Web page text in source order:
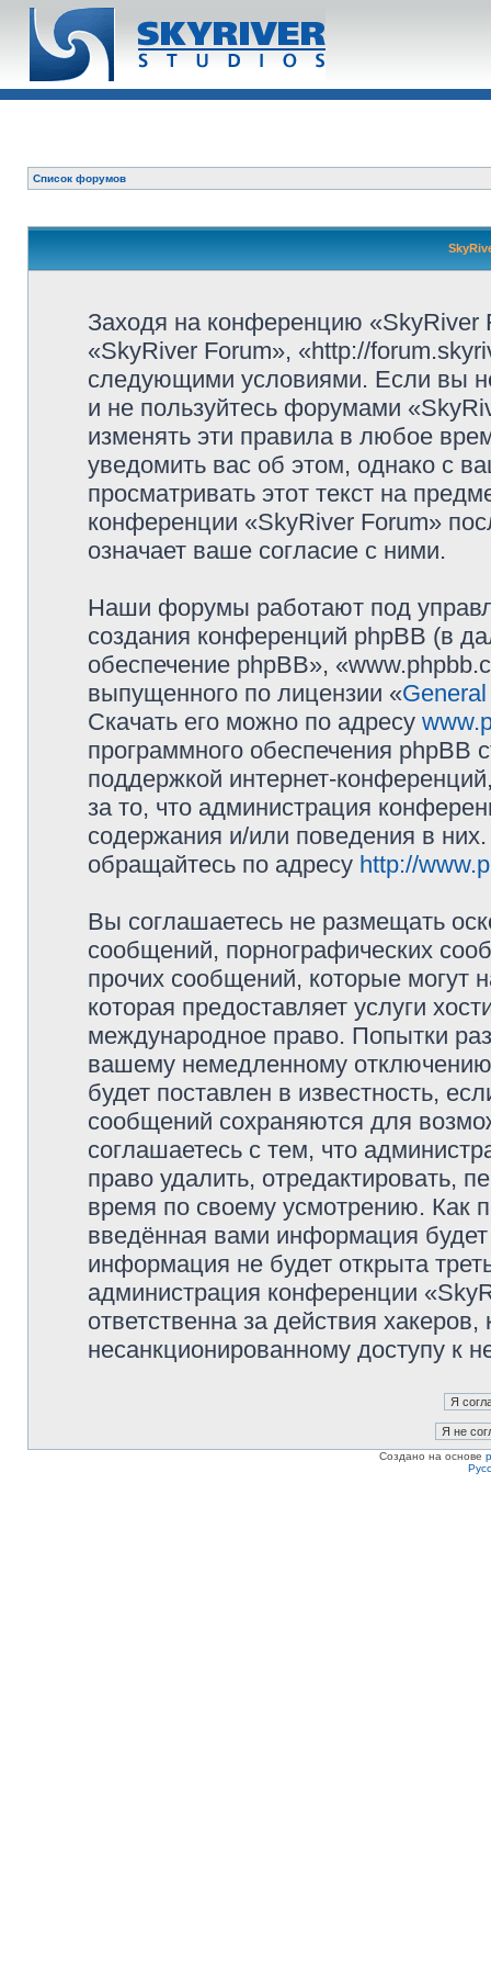
Список форумов
Заходя на конференцию
«SkyRiver Forum», «http://
следующими условиями. Если вы
и не пользуйтесь форумами
изменять эти правила в любое
уведомить вас об этом, однако с
просматривать этот текст на
конференции «SkyRiver Forum»
означает ваше согласие с ними.
Наши форумы работают под
создания конференций phpBB (в
обеспечение phpBB»,
выпущенного по лицензии «
Скачать его можно по адресу
программного обеспечения phpBB
поддержкой интернет-
за то, что администрация
содержания и/или поведения в
обращайтесь по адресу http://
Вы соглашаетесь не размещать
сообщений, порнографических
прочих сообщений, которые могут
которая предоставляет услуги
международное право. Попытки
вашему немедленному
будет поставлен в известность,
сообщений сохраняются для
соглашаетесь с тем, что
право удалить, отредактировать,
время по своему усмотрению. Как
введённая вами информация
информация не будет открыта
администрация конференции
ответственна за действия
несанкционированному доступу к
Создано на основе